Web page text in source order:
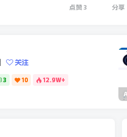
点赞 3 分享
关注
3 10
12.9W+